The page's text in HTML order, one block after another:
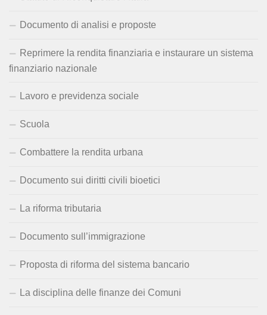
Documento di analisi e proposte
Reprimere la rendita finanziaria e instaurare un sistema
finanziario nazionale
Lavoro e previdenza sociale
Scuola
Combattere la rendita urbana
Documento sui diritti civili bioetici
La riforma tributaria
Documento sull’immigrazione
Proposta di riforma del sistema bancario
La disciplina delle finanze dei Comuni